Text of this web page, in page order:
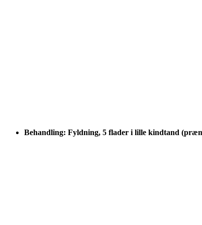
Behandling: Fyldning, 5 flader i lille kindtand